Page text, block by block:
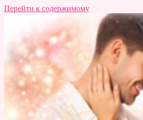
Перейти к содержимому